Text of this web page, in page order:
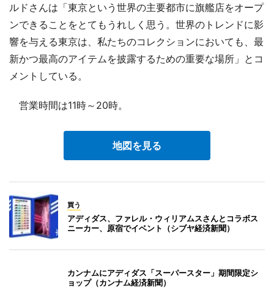
ルドさんは「東京という世界の主要都市に旗艦店をオープ
ンできることをとてもうれしく思う。世界のトレンドに影
響を与える東京は、私たちのコレクションにおいても、最
新かつ最高のアイテムを披露するための重要な場所」とコ
メントしている。
営業時間は11時～20時。
地図を見る
買う
アディダス、ファレル・ウィリアムスさんとコラボス
ニーカー、原宿でイベント（シブヤ経済新聞）
カンナムにアディダス「スーパースター」期間限定シ
ョップ（カンナム経済新聞）